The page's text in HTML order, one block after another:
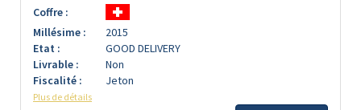
Coffre :
Millésime :
2015
Etat :
GOOD DELIVERY
Livrable :
Non
Fiscalité :
Jeton
Plus de détails